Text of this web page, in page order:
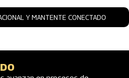
Y MANTENTE CONECTADO